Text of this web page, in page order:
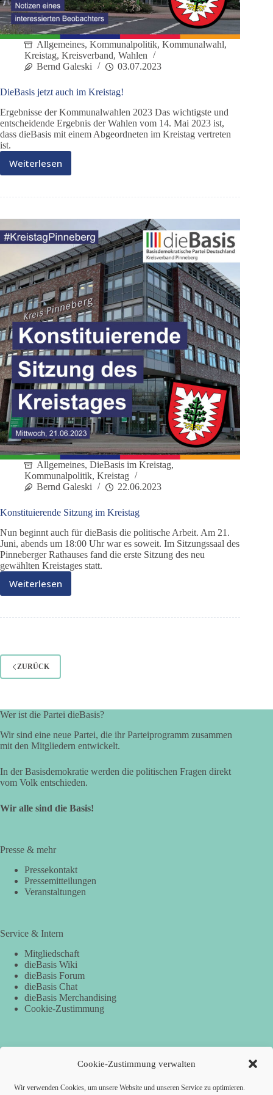
Cookie-Zustimmung verwalten
Wir verwenden Cookies, um unsere Website und unseren Service zu optimieren.
Allgemeines, Kommunalpolitik, Kommunalwahl,
Kreistag, Kreisverband, Wahlen
Bernd Galeski
03.07.2023
DieBasis jetzt auch im Kreistag!
Ergebnisse der Kommunalwahlen 2023 Das wichtigste und
entscheidende Ergebnis der Wahlen vom 14. Mai 2023 ist,
dass dieBasis mit einem Abgeordneten im Kreistag vertreten
ist.
Weiterlesen
DieBasis
Kreistag!
Allgemeines, DieBasis im Kreistag,
Kommunalpolitik, Kreistag
Bernd Galeski
22.06.2023
Konstituierende Sitzung im Kreistag
Nun beginnt auch für dieBasis die politische Arbeit. Am 21.
Juni, abends um 18:00 Uhr war es soweit. Im Sitzungssaal des
Pinneberger Rathauses fand die erste Sitzung des neu
gewählten Kreistages statt.
WeiterlesenKonstituierende
ZURÜCK
Wer ist die Partei dieBasis?
Wir sind eine neue Partei, die ihr Parteiprogramm zusammen
mit den Mitgliedern entwickelt.
In der Basisdemokratie werden die politischen Fragen direkt
vom Volk entschieden.
Wir alle sind die Basis!
Presse & mehr
Pressekontakt
Pressemitteilungen
Veranstaltungen
Service & Intern
Mitgliedschaft
dieBasis Wiki
dieBasis Forum
dieBasis Chat
dieBasis Merchandising
Cookie-Zustimmung
Spenden
Per Banküberweisung: